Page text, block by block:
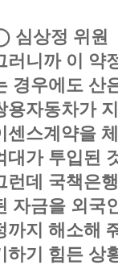
심상정 위원
러니까 이 약
경우에도 산
용자동차가
센스계약을
대가 투입된
런데 국책은
자금을 외국
까지 해소해
하기 힘든 상